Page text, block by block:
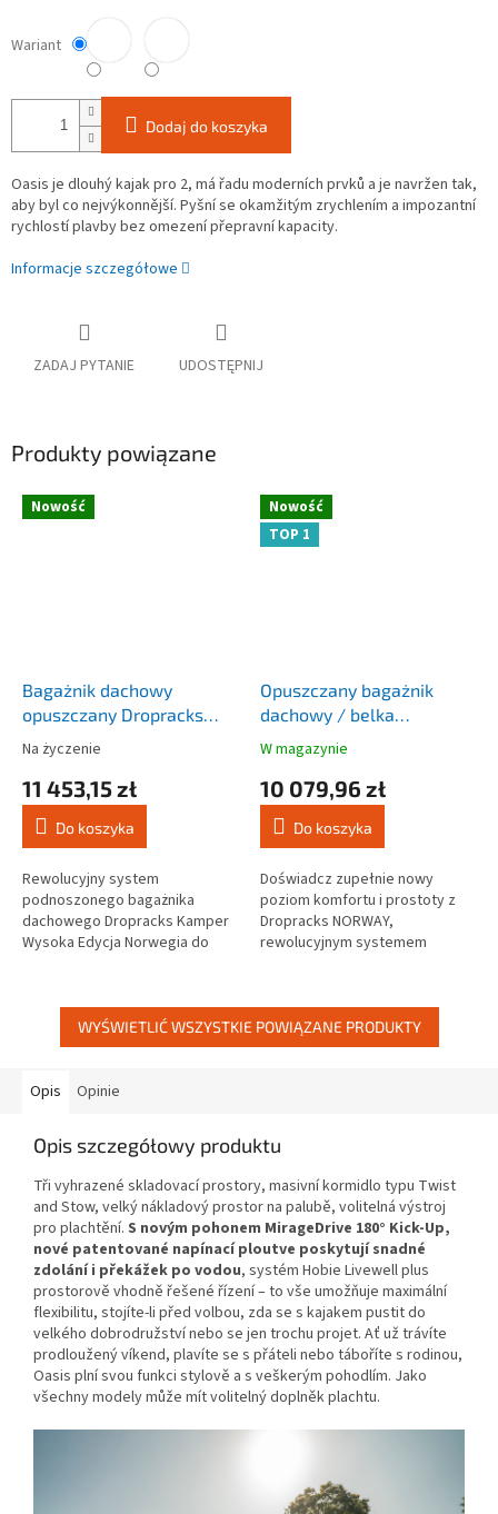
Wariant
Dodaj do koszyka
Oasis je dlouhý kajak pro 2, má řadu moderních prvků a je navržen tak,
aby byl co nejvýkonnější. Pyšní se okamžitým zrychlením a impozantní
rychlostí plavby bez omezení přepravní kapacity.
Informacje szczegółowe
ZADAJ PYTANIE UDOSTĘPNIJ
Produkty powiązane
Nowość
Bagażnik dachowy
opuszczany Dropracks
Camper TVE1
Średnia
produktu
wynosi
4,2
5
gwiazdek.
Na życzenie
11 453,15 zł
Do koszyka
Rewolucyjny system
podnoszonego bagażnika
dachowego Dropracks Kamper
Wysoka Edycja Norwegia do
myślą o niezrównanej...
Nowość
TOP 1
Opuszczany bagażnik
dachowy / belka
Dropracks XL 160 CM
Średnia
produktu
wynosi
4,4
5
gwiazdek.
W magazynie
10 079,96 zł
Do koszyka
Doświadcz zupełnie nowy
poziom komfortu i prostoty z
Dropracks NORWAY,
rewolucyjnym systemem
niezrównanej wygodzie. W...
WYŚWIETLIĆ WSZYSTKIE POWIĄZANE PRODUKTY
Opis Opinie
Opis szczegółowy produktu
Tři vyhrazené skladovací prostory, masivní kormidlo typu Twist
and Stow, velký nákladový prostor na palubě, volitelná výstroj
pro plachtění. S novým pohonem MirageDrive 180° Kick-Up,
nové patentované napínací ploutve poskytují snadné
zdolání i překážek po vodou, systém Hobie Livewell plus
prostorově vhodně řešené řízení – to vše umožňuje maximální
flexibilitu, stojíte-li před volbou, zda se s kajakem pustit do
velkého dobrodružství nebo se jen trochu projet. Ať už trávíte
prodloužený víkend, plavíte se s přáteli nebo táboříte s rodinou,
Oasis plní svou funkci stylově a s veškerým pohodlím. Jako
všechny modely může mít volitelný doplněk plachtu.